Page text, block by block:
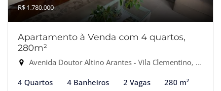
R$ 1.780.000
Apartamento à Venda com 4 quartos,
280m²
Avenida Doutor Altino Arantes - Vila Clementino, São Paulo-SP
4 Quartos 4 Banheiros 2 Vagas 280 m²